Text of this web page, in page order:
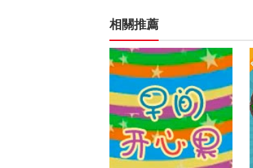
相關推薦